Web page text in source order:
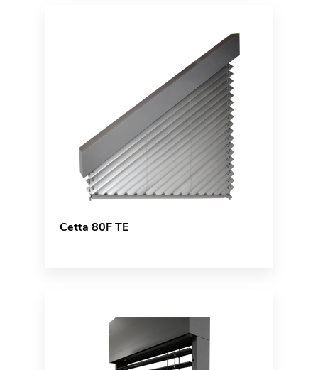
Cetta 80F TE